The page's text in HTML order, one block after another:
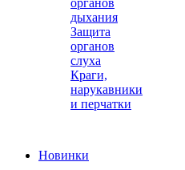
органов
дыхания
Защита
органов
слуха
Краги,
нарукавники
и перчатки
Новинки